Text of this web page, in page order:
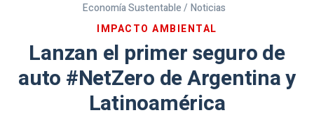
Economía Sustentable / Noticias
IMPACTO AMBIENTAL
Lanzan el primer seguro de
auto #NetZero de Argentina y
Latinoamérica